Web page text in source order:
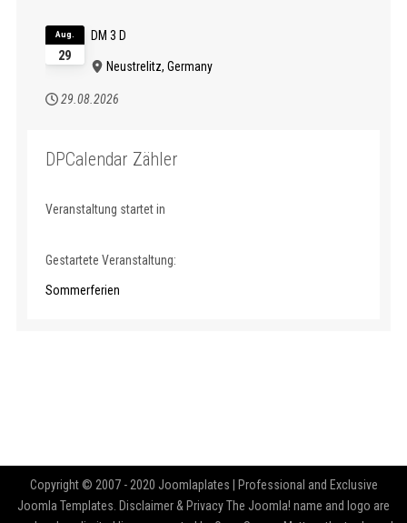
29
Aug. DM 3 D
Neustrelitz, Germany
29.08.2026
DPCalendar Zähler
Veranstaltung startet in
Gestartete Veranstaltung:
Sommerferien
Copyright © 2007 - 2020 Joomlaplates | Professional and Exclusive
Joomla Templates. Disclaimer & Privacy The Joomla! name and logo are